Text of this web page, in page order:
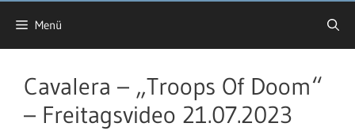
Menü
Cavalera – „Troops Of Doom“
– Freitagsvideo 21.07.2023